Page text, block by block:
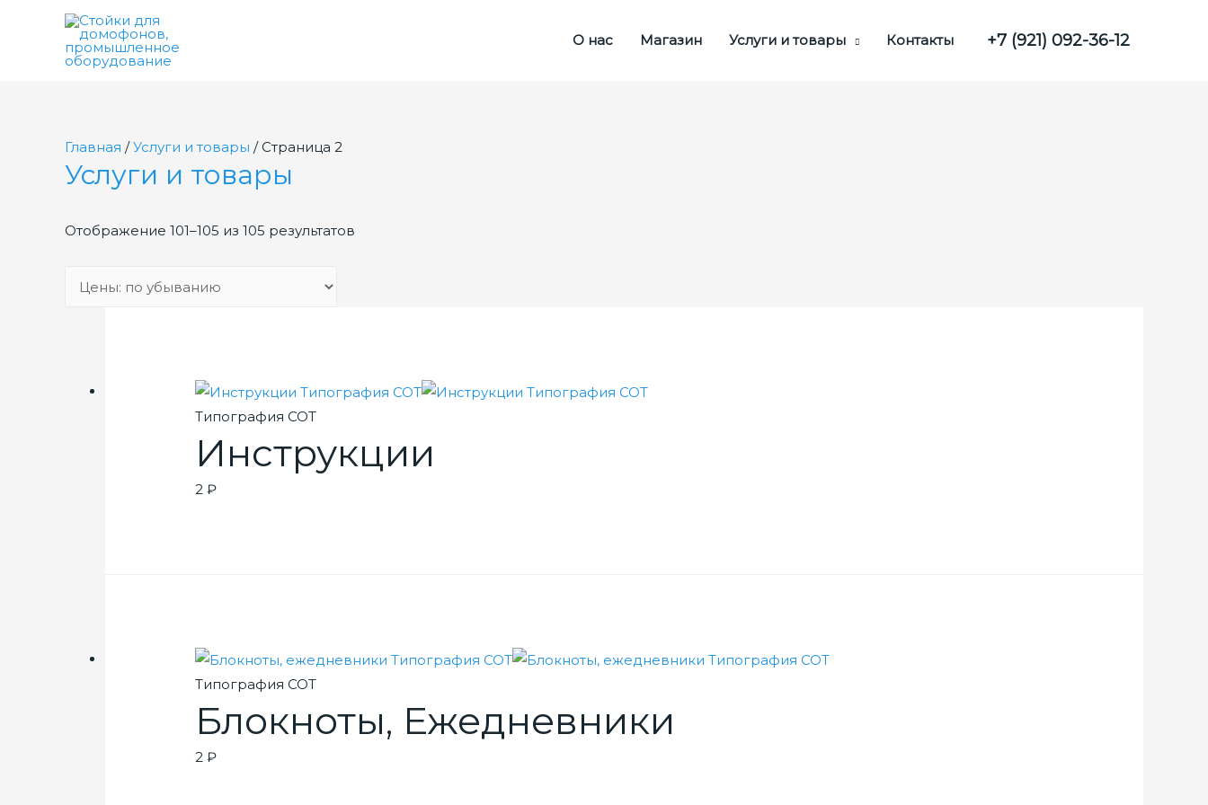
О нас Магазин Услуги и товары Контакты +7 (921) 092-36-12
Главная /Услуги и товары / Страница 2
Услуги и товары
Отображение 101–105 из 105 результатов
Типография СОТ
Инструкции
2₽
Типография СОТ
Блокноты, Ежедневники
2₽